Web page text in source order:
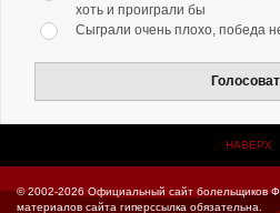
хоть и проиграли бы
Сыграли очень плохо, победа
НАВЕРХ
© 2002-2026 Официальный сайт болельщиков
материалов сайта гиперссылка обязательна.